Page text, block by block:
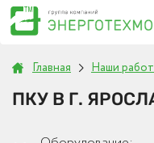
Главная Наши
ПКУ В Г.